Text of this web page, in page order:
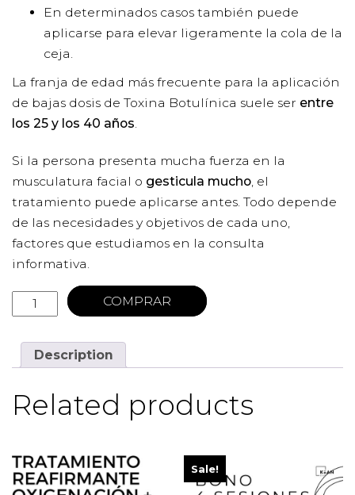
En determinados casos también puede
aplicarse para elevar ligeramente la cola de la
ceja.
La franja de edad más frecuente para la aplicación
de bajas dosis de Toxina Botulínica suele ser entre
los 25 y los 40 años.
Si la persona presenta mucha fuerza en la
musculatura facial o gesticula mucho, el
tratamiento puede aplicarse antes. Todo depende
de las necesidades y objetivos de cada uno,
factores que estudiamos en la consulta
informativa.
COMPRAR
Description
Related products
Sale!